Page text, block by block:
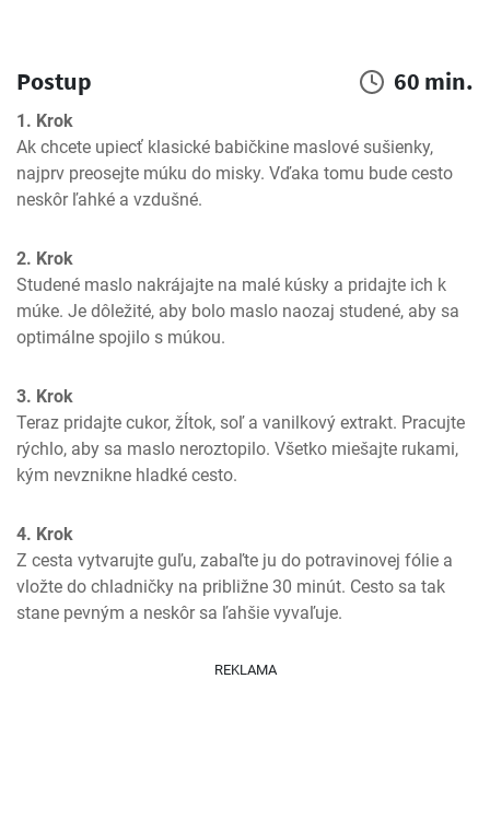
Postup 60 min.
1. Krok
Ak chcete upiecť klasické babičkine maslové sušienky,
najprv preosejte múku do misky. Vďaka tomu bude cesto
neskôr ľahké a vzdušné.
2. Krok
Studené maslo nakrájajte na malé kúsky a pridajte ich k
múke. Je dôležité, aby bolo maslo naozaj studené, aby sa
optimálne spojilo s múkou.
3. Krok
Teraz pridajte cukor, žĺtok, soľ a vanilkový extrakt. Pracujte
rýchlo, aby sa maslo neroztopilo. Všetko miešajte rukami,
kým nevznikne hladké cesto.
4. Krok
Z cesta vytvarujte guľu, zabaľte ju do potravinovej fólie a
vložte do chladničky na približne 30 minút. Cesto sa tak
stane pevným a neskôr sa ľahšie vyvaľuje.
REKLAMA